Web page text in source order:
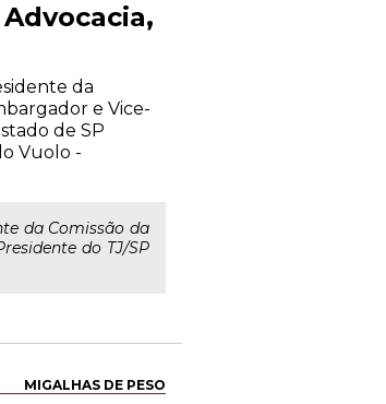
da
e Vice-
de SP
Vuolo -
da Comissão da
do TJ/SP
MIGALHAS DE PESO